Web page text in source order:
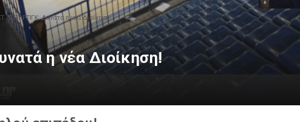
/ΣΠΟΡΤΙΓΚ: Δυνατά η νέα Διοίκηση!
η νέα Διοίκηση!